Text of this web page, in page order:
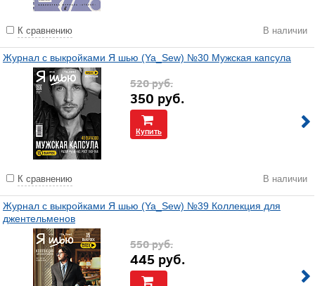
К сравнению В наличии
Журнал с выкройками Я шью (Ya_Sew) №30 Мужская капсула
520руб.
350 руб.
Купить
К сравнению В наличии
Журнал с выкройками Я шью (Ya_Sew) №39 Коллекция для
джентельменов
550руб.
445 руб.